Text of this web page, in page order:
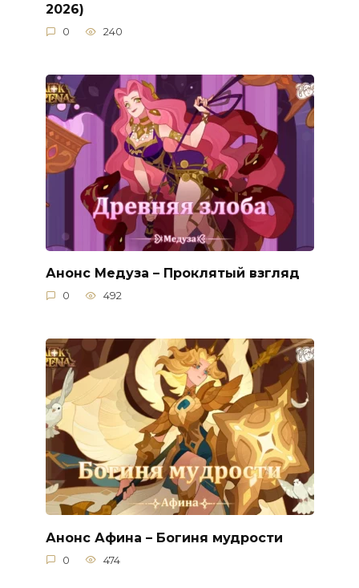
2026)
0 240
Анонс Медуза – Проклятый взгляд
0 492
Анонс Афина – Богиня мудрости
0 474